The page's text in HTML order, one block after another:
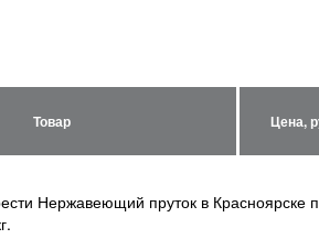
Товар Цена,
Нержавеющий пруток в